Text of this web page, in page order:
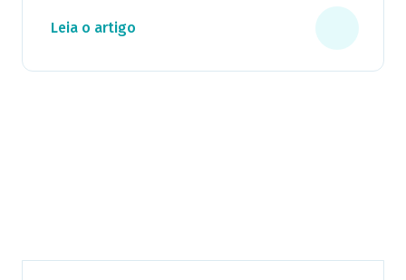
Leia o artigo